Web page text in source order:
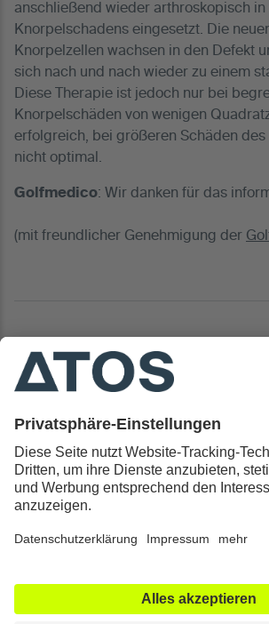
anschließend wieder arthroskopisch
Knorpelschadens eingesetzt. Die
Knorpelzellen wachsen in den Defekt
sich nach und nach wieder zu einem
Diese Therapie ist jedoch nur bei
Knorpelschäden von wenigen
erfolgreich, bei größeren Schäden
nicht optimal.
Golfmedico: Wir danken für das
(mit freundlicher Genehmigung der
Kontakt & Rechtliches
Alle ATOS Kliniken